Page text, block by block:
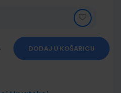
DODAJ U KOŠARICU